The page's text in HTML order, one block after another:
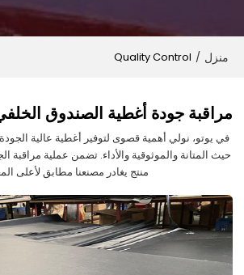
منزل /
Quality Control
مراقبة جودة أغطية الصندوق
في يوتو، نولي أهمية قصوى لتوفير أغطية عالية
حيث المتانة والموثوقية والأداء. تضمن عملية مراقبة
منتج يغادر مصنعنا مطابق لأعلى